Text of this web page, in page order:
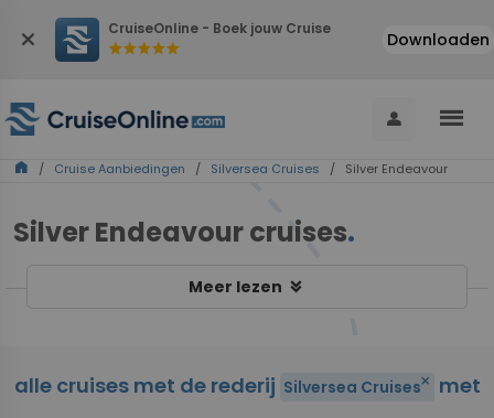
close CruiseOnline - Boek jouw Cruise
starstarstarstarstar Downloaden
person menu
home / Cruise Aanbiedingen / Silversea Cruises / Silver Endeavour
Silver Endeavour cruises.
Meer lezen keyboard_double_arrow_down
alle cruises met de rederij Silversea Cruisesclose
met